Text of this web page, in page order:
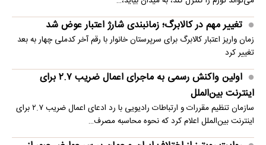
تغییر مهم در کالابرگ؛ زمانبندی‌ شارژ اعتبار عوض شد
زمان واریز اعتبار کالابرگ برای سرپرستان خانوار با رقم آخر کدملی چهار به بعد
تغییر کرد
اولین واکنش رسمی به ماجرای اعمال ضریب ۲.۷ برای
اینترنت بین‌الملل
سازمان تنظیم مقررات و ارتباطات رادیویی با رد ادعای اعمال ضریب ۲.۷ برای
اینترنت بین‌الملل اعلام کرد که نحوه محاسبه مصرف…